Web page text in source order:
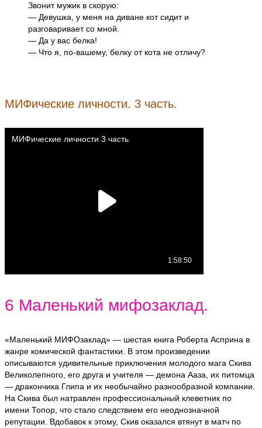
Звонит мужик в скорую:
— Девушка, у меня на диване кот сидит и
разговаривает со мной.
— Да у вас белка!
— Что я, по-вашему, белку от кота не отличу?
МИФические личности. 3 часть.
6 Маленький мифозаклад.
«Маленький МИФОзаклад» — шестая книга Роберта Асприна в
жанре комической фантастики. В этом произведении
описываются удивительные приключения молодого мага Скива
Великолепного, его друга и учителя — демона Ааза, их питомца
— дракончика Глипа и их необычайно разнообразной компании.
На Скива был натравлен профессиональный клеветник по
имени Топор, что стало следствием его неоднозначной
репутации. Вдобавок к этому, Скив оказался втянут в матч по